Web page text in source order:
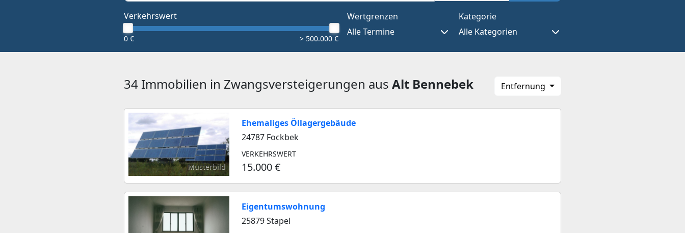
Verkehrswert
0 € > 500.000 €
Wertgrenzen
Alle Termine
Kategorie
Alle Kategorien
34 Immobilien in Zwangsversteigerungen aus Alt Bennebek Entfernung
Musterbild
Ehemaliges Öllagergebäude
24787 Fockbek
VERKEHRSWERT
15.000 €
Eigentumswohnung
25879 Stapel